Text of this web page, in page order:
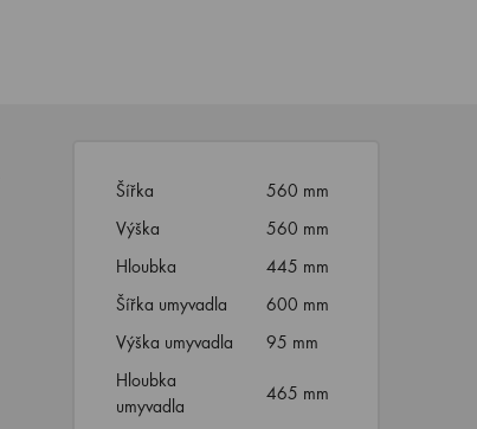
Šířka
560 mm
Výška
560 mm
Hloubka
445 mm
Šířka umyvadla
600 mm
Výška umyvadla
95 mm
Hloubka
umyvadla
465 mm